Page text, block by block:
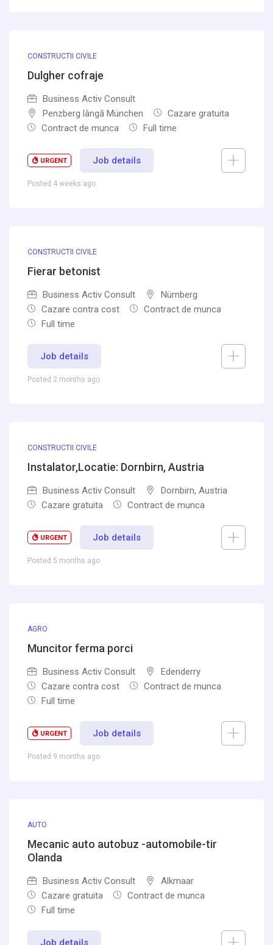
CONSTRUCTII CIVILE
Dulgher cofraje
Business Activ Consult
Penzberg lângă München
Cazare gratuita
Contract de munca
Full time
URGENT Job details
Posted 4 weeks ago
CONSTRUCTII CIVILE
Fierar betonist
Business Activ Consult
Nürnberg
Cazare contra cost
Contract de munca
Full time
Job details
Posted 2 months ago
CONSTRUCTII CIVILE
Instalator,Locatie: Dornbirn, Austria
Business Activ Consult
Dornbirn, Austria
Cazare gratuita
Contract de munca
URGENT Job details
Posted 5 months ago
AGRO
Muncitor ferma porci
Business Activ Consult
Edenderry
Cazare contra cost
Contract de munca
Full time
URGENT Job details
Posted 9 months ago
AUTO
Mecanic auto autobuz -automobile-tir
Olanda
Business Activ Consult
Alkmaar
Cazare gratuita
Contract de munca
Full time
Job details